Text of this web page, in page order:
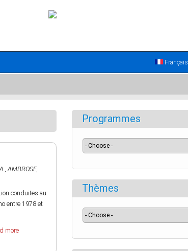
Français
,AMBROSE,
conduites au
entre 1978 et
more
Programmes
Thèmes